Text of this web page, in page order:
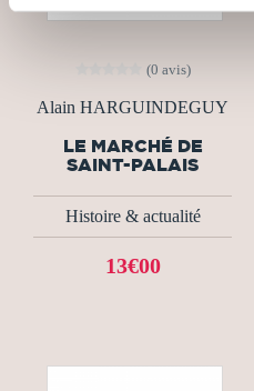
(0 avis)
Alain HARGUINDEGUY
LE MARCHÉ DE
SAINT-PALAIS
Histoire & actualité
13€00